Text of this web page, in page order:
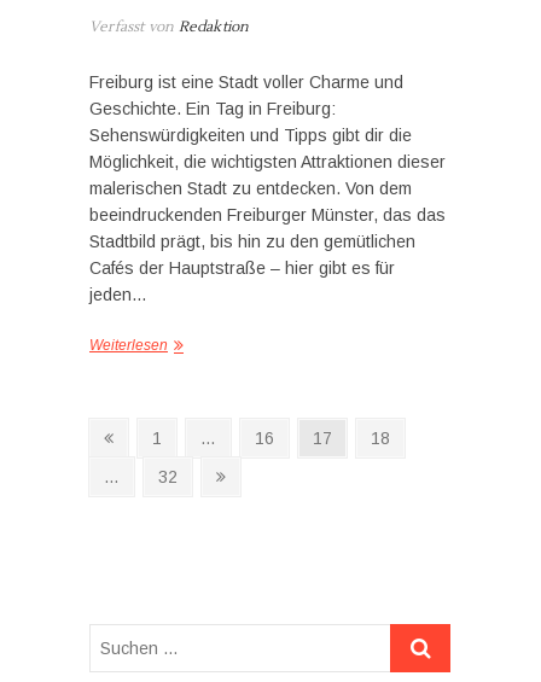
Verfasst von Redaktion
Freiburg ist eine Stadt voller Charme und
Geschichte. Ein Tag in Freiburg:
Sehenswürdigkeiten und Tipps gibt dir die
Möglichkeit, die wichtigsten Attraktionen dieser
malerischen Stadt zu entdecken. Von dem
beeindruckenden Freiburger Münster, das das
Stadtbild prägt, bis hin zu den gemütlichen
Cafés der Hauptstraße – hier gibt es für
jeden…
Weiterlesen
Seitennummerierung
der
Vorherige
Seite
1 … Seite
16 Seite
17 Seite
18
…
Seite
32
Nächste
Suchen